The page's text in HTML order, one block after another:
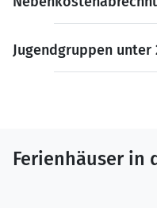
Jugendgruppen unter
Ferienhäuser in